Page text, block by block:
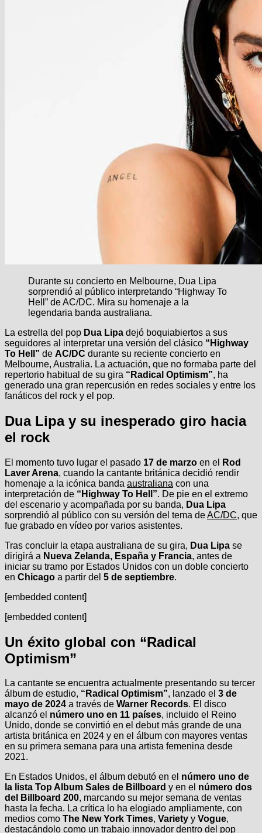
Durante su concierto en Melbourne, Dua Lipa
sorprendió al público interpretando “Highway To
Hell” de AC/DC. Mira su homenaje a la
legendaria banda australiana.
La estrella del pop Dua Lipa dejó boquiabiertos a sus
seguidores al interpretar una versión del clásico “Highway
To Hell” de AC/DC durante su reciente concierto en
Melbourne, Australia. La actuación, que no formaba parte del
repertorio habitual de su gira “Radical Optimism”, ha
generado una gran repercusión en redes sociales y entre los
fanáticos del rock y el pop.
Dua Lipa y su inesperado giro hacia
el rock
El momento tuvo lugar el pasado 17 de marzo en el
Rod
Laver Arena, cuando la cantante británica decidió rendir
homenaje a la icónica banda australiana con una
interpretación de “Highway To Hell”. De pie en el extremo
del escenario y acompañada por su banda, Dua Lipa
sorprendió al público con su versión del tema deAC/DC, que
fue grabado en vídeo por varios asistentes.
Tras concluir la etapa australiana de su gira, Dua Lipa se
dirigirá a Nueva Zelanda, España y Francia, antes de
iniciar su tramo por Estados Unidos con un doble concierto
en Chicago a partir del 5 de septiembre.
[embedded content]
[embedded content]
Un éxito global con “Radical
Optimism”
La cantante se encuentra actualmente presentando su tercer
álbum de estudio, “Radical Optimism”, lanzado el 3 de
mayo de 2024 a través de Warner Records. El disco
alcanzó el número uno en 11 países, incluido el Reino
Unido, donde se convirtió en el debut más grande de una
artista británica en 2024 y en el álbum con mayores ventas
en su primera semana para una artista femenina desde
2021.
En Estados Unidos, el álbum debutó en el número uno de
la lista Top Album Sales de Billboard y en el número dos
del Billboard 200, marcando su mejor semana de ventas
hasta la fecha. La crítica lo ha elogiado ampliamente, con
medios como The New York Times, Variety y Vogue,
destacándolo como un trabajo innovador dentro del pop